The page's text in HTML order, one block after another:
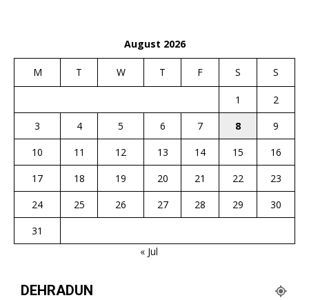
August 2026
M T W T F S S
1
2
3
4 5 6 7 8
9
10
11 12 13 14 15
16
17
18 19 20 21 22
23
24
25 26 27 28 29
30
31
« Jul
DEHRADUN